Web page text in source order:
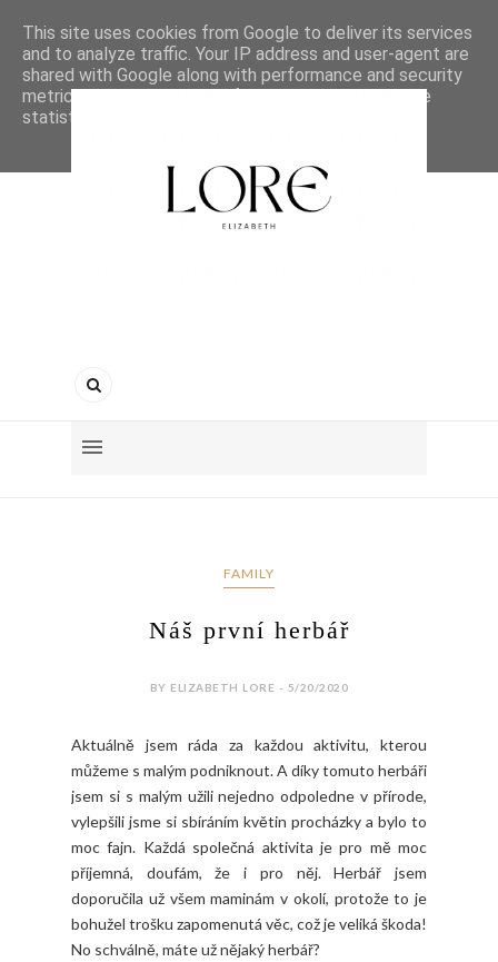
FAMILY
Náš první herbář
BY ELIZABETH LORE - 5/20/2020
Aktuálně jsem ráda za každou aktivitu, kterou
můžeme s malým podniknout. A díky tomuto herbáři
jsem si s malým užili nejedno odpoledne v přírode,
vylepšili jsme si sbíráním květin procházky a bylo to
moc fajn. Každá společná aktivita je pro mě moc
příjemná, doufám, že i pro něj. Herbář jsem
doporučila už všem maminám v okolí, protože to je
bohužel trošku zapomenutá věc, což je veliká škoda!
No schválně, máte už nějaký herbář?
This site uses cookies from Google to deliver its services
and to analyze traffic. Your IP address and user-agent are
shared with Google along with performance and security
metrics to ensure quality of service, generate usage
statistics, and to detect and address abuse.